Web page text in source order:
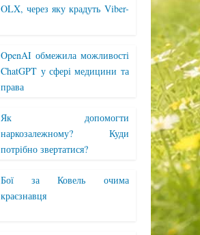
OLX, через яку крадуть Viber-
OpenAI обмежила можливості
ChatGPT у сфері медицини та
права
Як допомогти
наркозалежному? Куди
потрібно звертатися?
Бої за Ковель очима
краєзнавця